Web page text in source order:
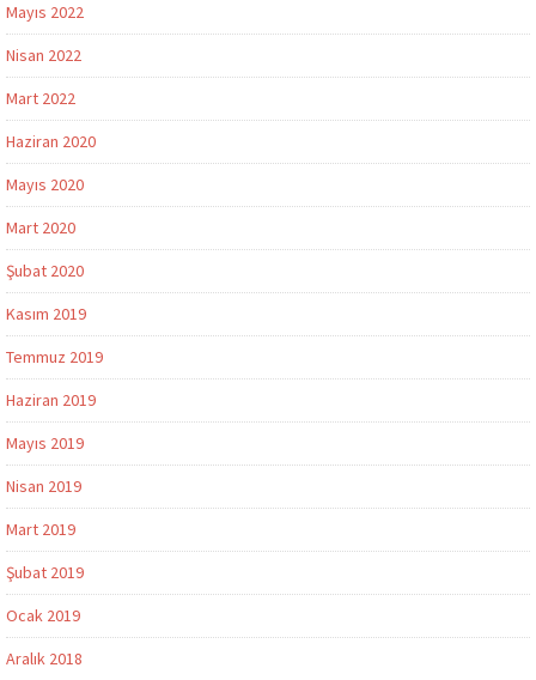
Mayıs 2022
Nisan 2022
Mart 2022
Haziran 2020
Mayıs 2020
Mart 2020
Şubat 2020
Kasım 2019
Temmuz 2019
Haziran 2019
Mayıs 2019
Nisan 2019
Mart 2019
Şubat 2019
Ocak 2019
Aralık 2018